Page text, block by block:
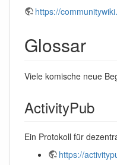
https://
Glossar
Viele komische neue
ActivityPub
Ein Protokoll für
https://